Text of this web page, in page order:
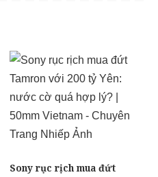
Sony rục rịch mua đứt